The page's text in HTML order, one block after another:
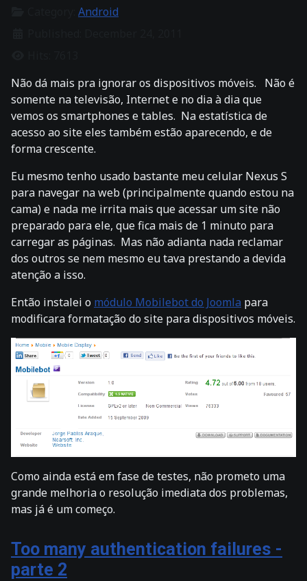
Android
Não dá mais pra ignorar os dispositivos móveis. Não é
somente na televisão, Internet e no dia à dia que
vemos os smartphones e tables. Na estatística de
acesso ao site eles também estão aparecendo, e de
forma crescente.
Eu mesmo tenho usado bastante meu celular Nexus S
para navegar na web (principalmente quando estou na
cama) e nada me irrita mais que acessar um site não
preparado para ele, que fica mais de 1 minuto para
carregar as páginas. Mas não adianta nada reclamar
dos outros se nem mesmo eu tava prestando a devida
atenção a isso.
Então instalei o módulo Mobilebot do Joomla para
modificara formatação do site para dispositivos móveis.
Como ainda está em fase de testes, não prometo uma
grande melhoria o resolução imediata dos problemas,
mas já é um começo.
Too many authentication failures -
parte 2